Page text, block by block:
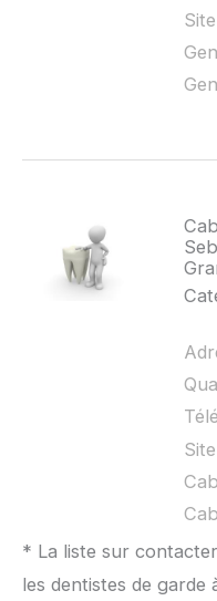
* La liste sur
les dentistes de garde